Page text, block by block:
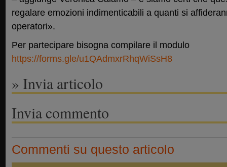
regalare emozioni indimenticabili a quanti si
operatori».
Per partecipare bisogna compilare il modulo
https://forms.gle/u1QAdmxrRhqWiSsH8
» Invia articolo
Invia commento
Commenti su questo articolo